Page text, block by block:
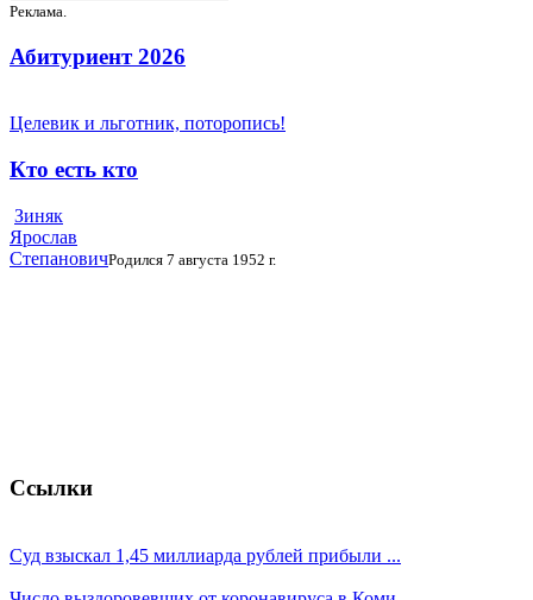
Реклама.
Абитуриент 2026
Целевик и льготник, поторопись!
Кто есть кто
Зиняк
Ярослав
СтепановичРодился 7 августа 1952 г.
Ссылки
Суд взыскал 1,45 миллиарда рублей прибыли ...